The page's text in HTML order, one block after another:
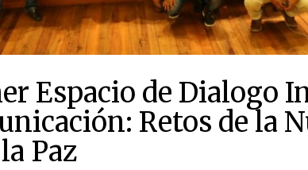
Espacio de Dialogo
Retos de la
Paz